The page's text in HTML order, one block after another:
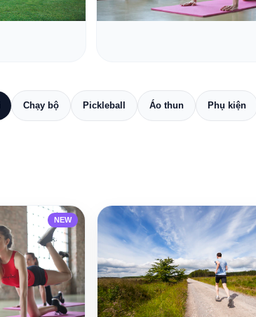
Chạy bộ Pickleball Áo thun Phụ kiện
NEW